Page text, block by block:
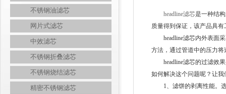
不锈钢油滤芯
网片式滤芯
中效滤芯
不锈钢折叠滤芯
不锈钢烧结滤芯
精密不锈钢滤芯
headline滤芯是一种结
质量得到保证，该产品具
headline滤芯内外表面采
方法，通过管道中的压力
headline滤芯的过滤效果
如何解决这个问题呢？让
1、滤饼的剥离性能。选